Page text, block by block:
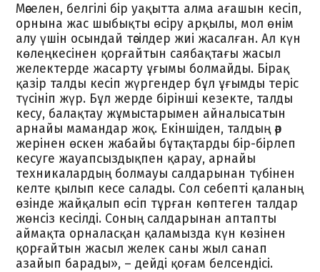
Мәселен, белгілі бір уақытта алма ағашын кесіп,
орнына жас шыбықты өсіру арқылы, мол өнім
алу үшін осындай тәсілдер жиі жасалған. Ал күн
көлеңкесінен қорғайтын саябақтағы жасыл
желектерде жасарту ұғымы болмайды. Бірақ
қазір талды кесіп жүргендер бұл ұғымды теріс
түсініп жүр. Бұл жерде бірінші кезекте, талды
кесу, балақтау жұмыстарымен айналысатын
арнайы мамандар жоқ. Екіншіден, талдың әр
жерінен өскен жабайы бұтақтарды бір-бірлеп
кесуге жауапсыздықпен қарау, арнайы
техникалардың болмауы салдарынан түбінен
келте қылып кесе салады. Сол себепті қаланың
өзінде жайқалып өсіп тұрған көптеген талдар
жөнсіз кесілді. Соның салдарынан аптапты
аймақта орналасқан қаламызда күн көзінен
қорғайтын жасыл желек саны жыл санап
азайып барады», – дейді қоғам белсендісі.